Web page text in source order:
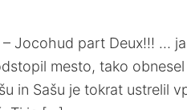
Jocohud part Deux!!! …
mesto, tako
in Sašu je tokrat ustrelil